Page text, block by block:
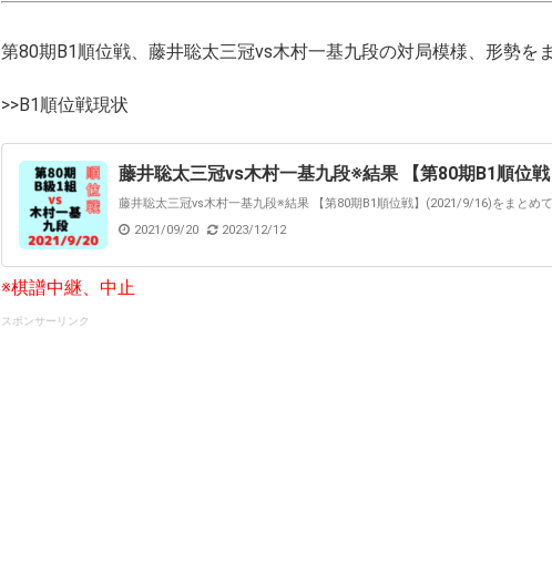
第80期B1順位戦、藤井聡太三冠vs木村一基九段の対局模様、形勢を
>>B1順位戦現状
藤井聡太三冠vs木村一基九段※結果 【第80期B1順位
藤井聡太三冠vs木村一基九段※結果 【第80期B1順位戦】(2021/9/16)をまとめ
2021/09/20
2023/12/12
※棋譜中継、中止
スポンサーリンク